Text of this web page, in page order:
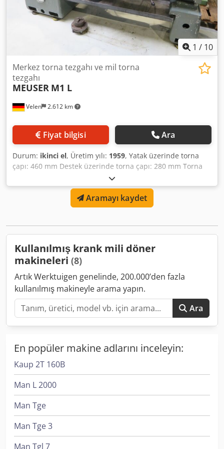
1 / 10
Velen 2.612 km
Merkez torna tezgahı ve mil torna
tezgahı
MEUSER M1 L
Fiyat bilgisi Ara
Durum: ikinci el, Üretim yılı: 1959, Yatak üzerinde torna
çapı: 460 mm Destek üzerinde torna çapı: 280 mm Torna
uzunluğu: 1000 mm Punta yüksekliği: 230 mm Kıvrımda
deviren çap: 720 mm Mil deliği: 53 mm Mil devir sayısı: 28 -
1250 devir/dak Toplam güç ihtiyacı: 4,0 kW Codpsxpi A Dofx
Af Eerf Makine ağırlığı yaklaşık: 1,8 t Alan ihtiyacı yaklaşık:
gösterge - Hızlı değiştirmeli takım tutucu - 3 ayaklı 200 mm
Aramayı kaydet
Kullanılmış krank mili döner
makineleri (8)
Artık Werktuigen genelinde, 200.000’den fazla
kullanılmış makineyle arama yapın.
Ara
En popüler makine adlarını inceleyin:
Kaup 2T 160B
Man L 2000
Man Tge
Man Tge 3
Man Tgl 7